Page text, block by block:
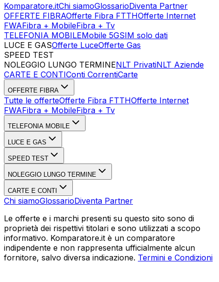
Komparatore.itChi siamoGlossarioDiventa Partner
OFFERTE FIBRAOfferte Fibra FTTHOfferte Internet
FWAFibra + MobileFibra + Tv
TELEFONIA MOBILEMobile 5GSIM solo dati
LUCE E GASOfferte LuceOfferte Gas
SPEED TEST
NOLEGGIO LUNGO TERMINENLT PrivatiNLT Aziende
CARTE E CONTIConti CorrentiCarte
OFFERTE FIBRA
Tutte le offerteOfferte Fibra FTTHOfferte Internet
FWAFibra + MobileFibra + Tv
TELEFONIA MOBILE
LUCE E GAS
SPEED TEST
NOLEGGIO LUNGO TERMINE
CARTE E CONTI
Chi siamoGlossarioDiventa Partner
Le offerte e i marchi presenti su questo sito sono di
proprietà dei rispettivi titolari e sono utilizzati a scopo
informativo. Komparatore.it è un comparatore
indipendente e non rappresenta ufficialmente alcun
fornitore, salvo diversa indicazione. Termini e Condizioni